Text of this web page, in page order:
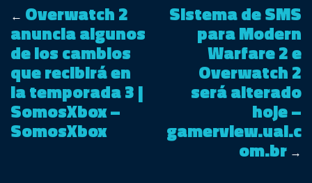
← Overwatch 2
anuncia algunos
de los cambios
que recibirá en
la temporada 3 |
SomosXbox –
SomosXbox
Sistema de SMS
para Modern
Warfare 2 e
Overwatch 2
será alterado
hoje –
gamerview.uai.c
om.br →